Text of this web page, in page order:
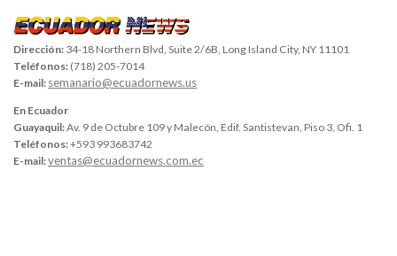
Dirección: 34-18 Northern Blvd, Suite 2/6B, Long Island City, NY 11101
Teléfonos: (718) 205-7014
E-mail: semanario@ecuadornews.us
En Ecuador
Guayaquil:Av. 9 de Octubre 109 y Malecón, Edif. Santistevan, Piso 3, Ofi. 1
Teléfonos:+593 993683742
E-mail:ventas@ecuadornews.com.ec